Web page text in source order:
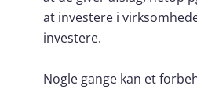
at investere i
investere.
Nogle gange kan et